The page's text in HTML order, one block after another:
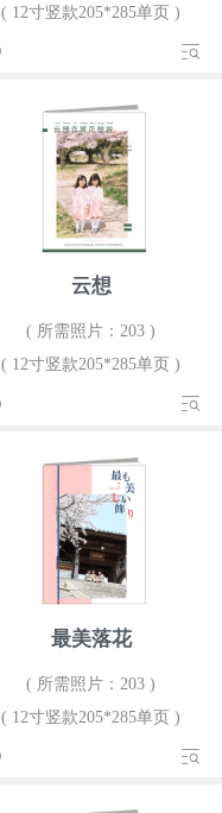
( 12寸竖款205*285单页 )
云想
( 所需照片：203 )
( 12寸竖款205*285单页 )
最美落花
( 所需照片：203 )
( 12寸竖款205*285单页 )